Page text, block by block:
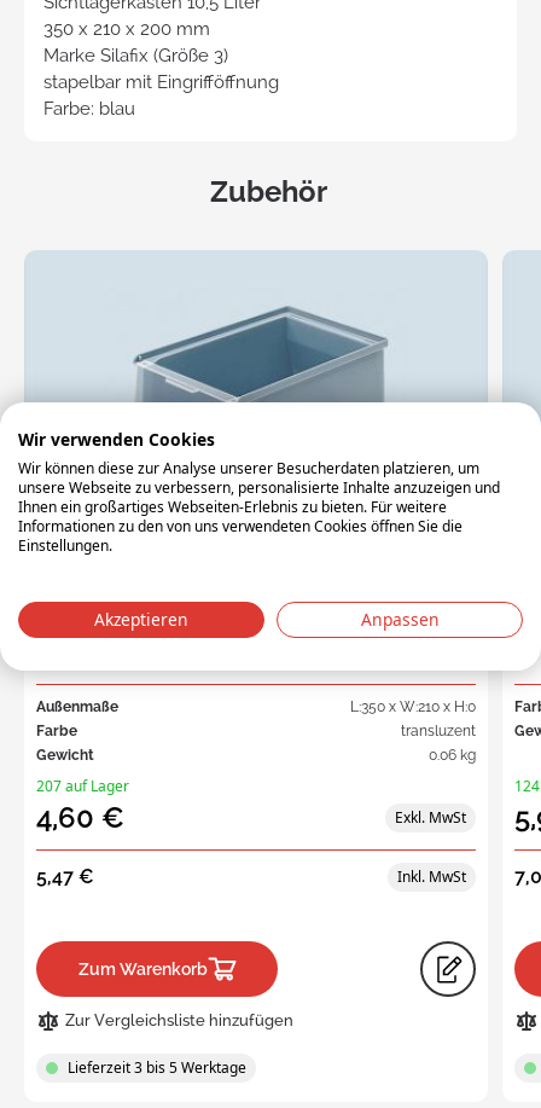
350 x 210 x 200 mm
Marke Silafix (Größe 3)
stapelbar mit Eingrifföffnung
Farbe: blau
Zubehör
Staubklappe für Silafix 3, transp.
Außenmaße
L:350 x W:210 x H:0
Farbe
transluzent
Gewicht
0.06 kg
207 auf Lager
4,60 €
5,47 €
Zum Warenkorb
Zur Vergleichsliste hinzufügen
Lieferzeit 3 bis 5 Werktage
Wir verwenden Cookies
Wir können diese zur Analyse unserer Besucherdaten platzieren, um
unsere Webseite zu verbessern, personalisierte Inhalte anzuzeigen und
Ihnen ein großartiges Webseiten-Erlebnis zu bieten. Für weitere
Informationen zu den von uns verwendeten Cookies öffnen Sie die
Einstellungen.
Akzeptieren Anpassen